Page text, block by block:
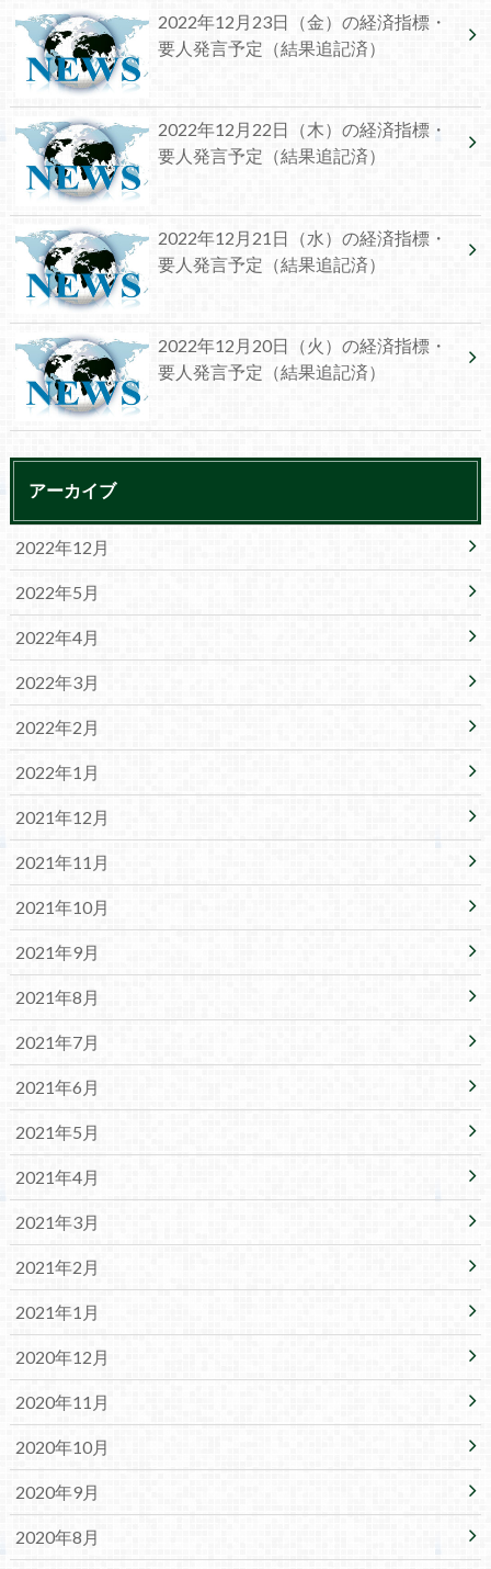
2022年12月23日（金）の経済指標・
要人発言予定（結果追記済）
2022年12月22日（木）の経済指標・
要人発言予定（結果追記済）
2022年12月21日（水）の経済指標・
要人発言予定（結果追記済）
2022年12月20日（火）の経済指標・
要人発言予定（結果追記済）
アーカイブ
2022年12月
2022年5月
2022年4月
2022年3月
2022年2月
2022年1月
2021年12月
2021年11月
2021年10月
2021年9月
2021年8月
2021年7月
2021年6月
2021年5月
2021年4月
2021年3月
2021年2月
2021年1月
2020年12月
2020年11月
2020年10月
2020年9月
2020年8月